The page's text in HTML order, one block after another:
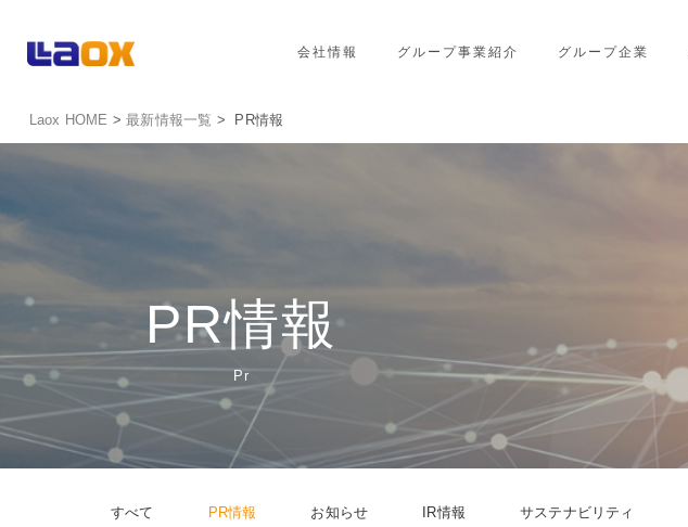
会社情報 グループ事業紹介 グループ企業
Laox HOME >最新情報一覧 > PR情報
PR情報
Pr
すべて PR情報 お知らせ IR情報 サステナビリティ